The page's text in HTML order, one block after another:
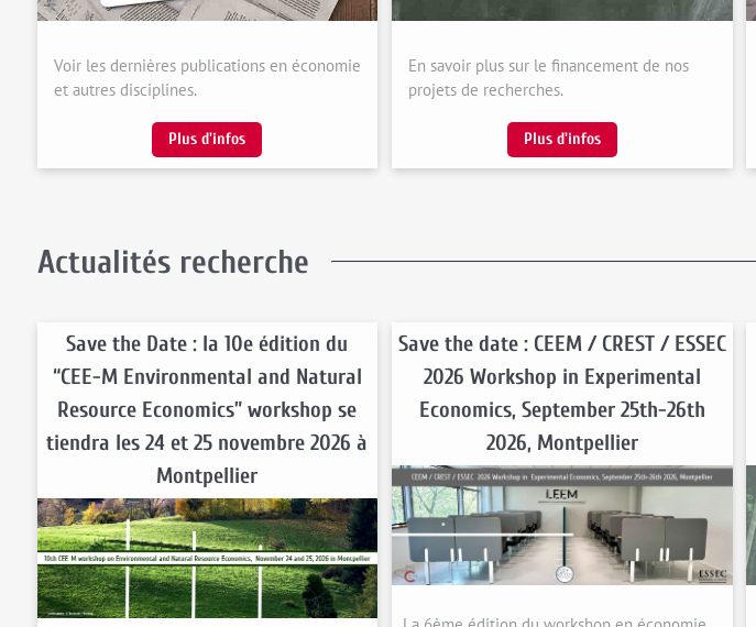
Voir les dernières publications en économie
et autres disciplines.
Plus d'infos
En savoir plus sur le financement de nos
projets de recherches.
Plus d'infos
Actualités recherche
Save the Date : la 10e édition du
“CEE-M Environmental and Natural
Resource Economics” workshop se
tiendra les 24 et 25 novembre 2026 à
Montpellier
Save the date : CEEM / CREST / ESSEC
2026 Workshop in Experimental
Economics, September 25th-26th
2026, Montpellier